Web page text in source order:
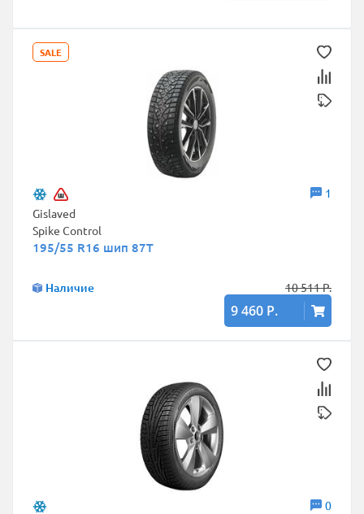
SALE
1
Gislaved
Spike Control
195/55 R16 шип 87T
Наличие 10 511 Р.
9 460 Р.
0